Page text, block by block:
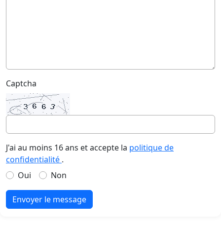
Captcha
J'ai au moins 16 ans et accepte la politique de
confidentialité .
Oui
Non
Envoyer le message